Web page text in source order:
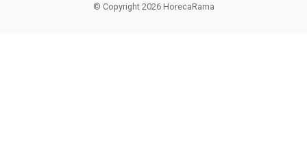
© Copyright 2026 HorecaRama